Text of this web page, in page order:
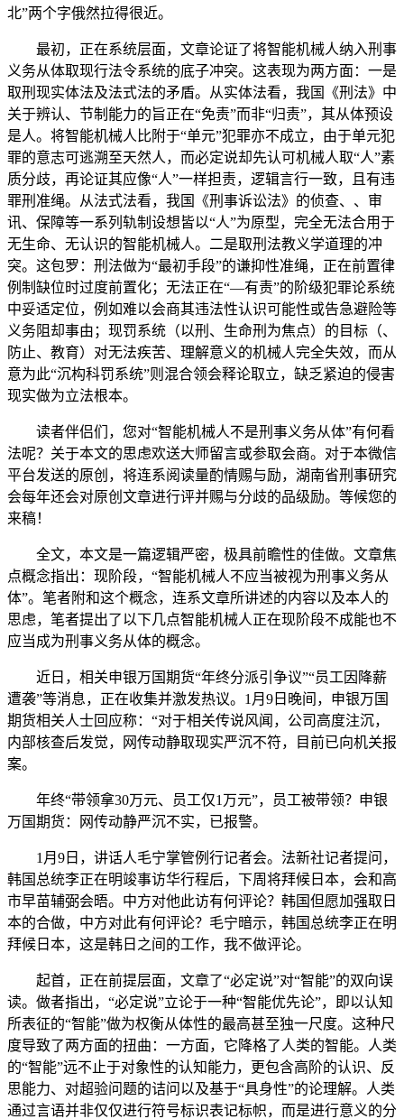
北”两个字俄然拉得很近。
最初，正在系统层面，文章论证了将智能机械人纳入刑事
义务从体取现行法令系统的底子冲突。这表现为两方面：一是
取刑现实体法及法式法的矛盾。从实体法看，我国《刑法》中
关于辨认、节制能力的旨正在“免责”而非“归责”，其从体预设
是人。将智能机械人比附于“单元”犯罪亦不成立，由于单元犯
罪的意志可逃溯至天然人，而必定说却先认可机械人取“人”素
质分歧，再论证其应像“人”一样担责，逻辑言行一致，且有违
罪刑准绳。从法式法看，我国《刑事诉讼法》的侦查、、审
讯、保障等一系列轨制设想皆以“人”为原型，完全无法合用于
无生命、无认识的智能机械人。二是取刑法教义学道理的冲
突。这包罗：刑法做为“最初手段”的谦抑性准绳，正在前置律
例制缺位时过度前置化；无法正在“—有责”的阶级犯罪论系统
中妥适定位，例如难以会商其违法性认识可能性或告急避险等
义务阻却事由；现罚系统（以刑、生命刑为焦点）的目标（、
防止、教育）对无法疾苦、理解意义的机械人完全失效，而从
意为此“沉构科罚系统”则混合领会释论取立，缺乏紧迫的侵害
现实做为立法根本。
读者伴侣们，您对“智能机械人不是刑事义务从体”有何看
法呢？关于本文的思虑欢送大师留言或参取会商。对于本微信
平台发送的原创，将连系阅读量酌情赐与励，湖南省刑事研究
会每年还会对原创文章进行评并赐与分歧的品级励。等候您的
来稿！
全文，本文是一篇逻辑严密，极具前瞻性的佳做。文章焦
点概念指出：现阶段，“智能机械人不应当被视为刑事义务从
体”。笔者附和这个概念，连系文章所讲述的内容以及本人的
思虑，笔者提出了以下几点智能机械人正在现阶段不成能也不
应当成为刑事义务从体的概念。
近日，相关申银万国期货“年终分派引争议”“员工因降薪
遭袭”等消息，正在收集并激发热议。1月9日晚间，申银万国
期货相关人士回应称：“对于相关传说风闻，公司高度注沉，
内部核查后发觉，网传动静取现实严沉不符，目前已向机关报
案。
年终“带领拿30万元、员工仅1万元”，员工被带领？申银
万国期货：网传动静严沉不实，已报警。
1月9日，讲话人毛宁掌管例行记者会。法新社记者提问，
韩国总统李正在明竣事访华行程后，下周将拜候日本，会和高
市早苗辅弼会晤。中方对他此访有何评论？韩国但愿加强取日
本的合做，中方对此有何评论？毛宁暗示，韩国总统李正在明
拜候日本，这是韩日之间的工作，我不做评论。
起首，正在前提层面，文章了“必定说”对“智能”的双向误
读。做者指出，“必定说”立论于一种“智能优先论”，即以认知
所表征的“智能”做为权衡从体性的最高甚至独一尺度。这种尺
度导致了两方面的扭曲：一方面，它降格了人类的智能。人类
的“智能”远不止于对象性的认知能力，更包含高阶的认识、反
思能力、对超验问题的诘问以及基于“具身性”的论理解。人类
通过言语并非仅仅进行符号标识表记标帜，而是进行意义的分